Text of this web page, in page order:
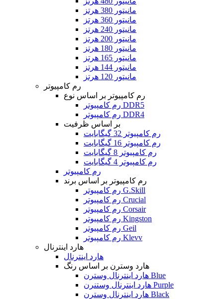
مانیتور 380 هرتز
مانیتور 360 هرتز
مانیتور 240 هرتز
مانیتور 200 هرتز
مانیتور 180 هرتز
مانیتور 165 هرتز
مانیتور 144 هرتز
مانیتور 120 هرتز
رم کامپیوتر
رم کامپیوتر بر اساس نوع
رم کامپیوتر DDR5
رم کامپیوتر DDR4
بر اساس ظرفیت
رم کامپیوتر 32 گیگابایت
رم کامپیوتر 16 گیگابایت
رم کامپیوتر 8 گیگابایت
رم کامپیوتر 4 گیگابایت
رم کامپیوتر
رم کامپیوتر بر اساس برند
رم کامپیوتر G.Skill
رم کامپیوتر Crucial
رم کامپیوتر Corsair
رم کامپیوتر Kingston
رم کامپیوتر Geil
رم کامپیوتر Klevv
هارد اینترنال
هارد اینترنال
هارد وسترن بر اساس رنگ
هارد اینترنال وسترن Blue
هارد اینترنال وستنرن Purple
هارد اینترنال وسترن Black